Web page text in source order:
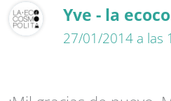
Yve - la
27/01/2014 a las